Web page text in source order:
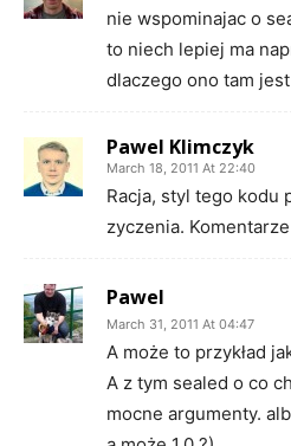
nie wspominajac o
to niech lepiej ma
dlaczego ono tam
Pawel Klimczyk
March 18, 2011 At 22:40
Racja, styl tego kodu
zyczenia.
Pawel
March 31, 2011 At 04:47
A może to przykład
A z tym sealed o co
mocne argumenty.